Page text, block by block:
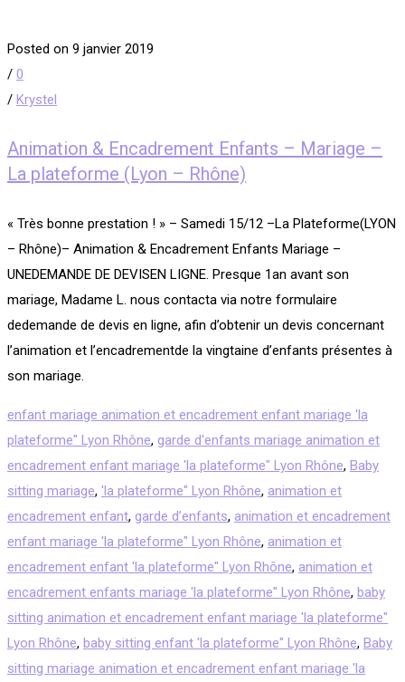
Posted on 9 janvier 2019
/ 0
/ Krystel
Animation & Encadrement Enfants – Mariage –
La plateforme (Lyon – Rhône)
« Très bonne prestation ! » – Samedi 15/12 –La Plateforme(LYON
– Rhône)– Animation & Encadrement Enfants Mariage –
UNEDEMANDE DE DEVISEN LIGNE. Presque 1an avant son
mariage, Madame L. nous contacta via notre formulaire
dedemande de devis en ligne, afin d’obtenir un devis concernant
l’animation et l’encadrementde la vingtaine d’enfants présentes à
son mariage.
enfant mariage animation et encadrement enfant mariage 'la
plateforme" Lyon Rhône, garde d'enfants mariage animation et
encadrement enfant mariage 'la plateforme" Lyon Rhône, Baby
sitting mariage, 'la plateforme" Lyon Rhône, animation et
encadrement enfant, garde d’enfants, animation et encadrement
enfant mariage 'la plateforme" Lyon Rhône, animation et
encadrement enfant 'la plateforme" Lyon Rhône, animation et
encadrement enfants mariage 'la plateforme" Lyon Rhône, baby
sitting animation et encadrement enfant mariage 'la plateforme"
Lyon Rhône, baby sitting enfant 'la plateforme" Lyon Rhône, Baby
sitting mariage animation et encadrement enfant mariage 'la